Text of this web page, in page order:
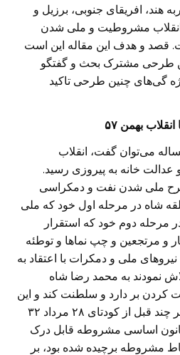
هند، افریقای جنوبی، برزیل و
انقلاب مشروطیت و ملی شدن
قصد و هدف این مقاله این است
طرحی مشترک بحث و گفتگو
گی‌های چنین طرحی تاکید
بهمن ۵۷
می‌توان گفت، انقلاب
خانه به پیروزی رسید.
ملی شدن نفت و دمکراسی
شاه در مرحله اول خود که ملی
مرحله دوم خود که استقرار
و مرتجعین و چپ نما‌ها و توطئه
ملی و دمکرات با اعتقاد به
نمودند به محمد رضا شاه
کردن بر دارد و سلطنت کند و این
تلاش ملیون و دمکرات‌ها هر چند قبل از کودتای ۲۸ مرداد ۳۲
اساسی مشروطه قابل درک
مشروطه برچیده شده بود، بر